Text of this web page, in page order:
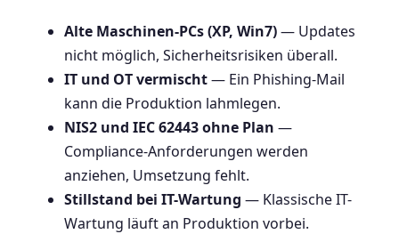
Alte Maschinen-PCs (XP, Win7)— Updates
nicht möglich, Sicherheitsrisiken überall.
IT und OT vermischt— Ein Phishing-Mail
kann die Produktion lahmlegen.
NIS2 und IEC 62443 ohne Plan —
Compliance-Anforderungen werden
anziehen, Umsetzung fehlt.
Stillstand bei IT-Wartung — Klassische IT-
Wartung läuft an Produktion vorbei.